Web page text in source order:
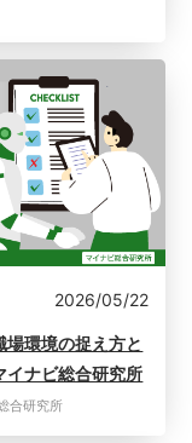
2026/05/22
環境の捉え方と
イナビ総合研究所
合研究所